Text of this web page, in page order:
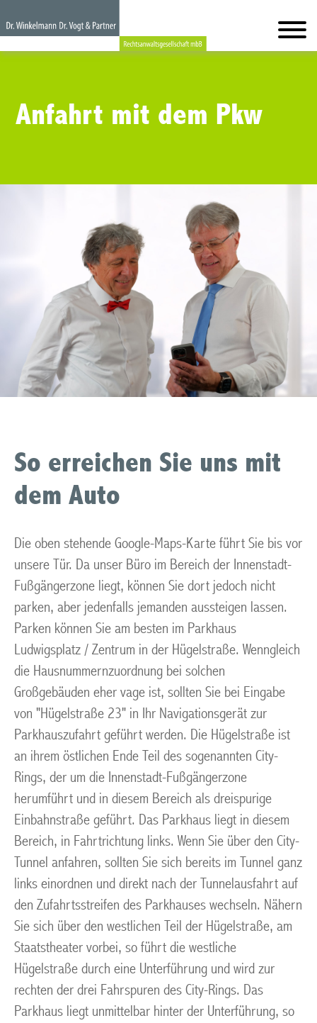
Anfahrt mit dem Pkw
So erreichen Sie uns mit
dem Auto
Die oben stehende Google-Maps-Karte führt Sie bis vor
unsere Tür. Da unser Büro im Bereich der Innenstadt-
Fußgängerzone liegt, können Sie dort jedoch nicht
parken, aber jedenfalls jemanden aussteigen lassen.
Parken können Sie am besten im Parkhaus
Ludwigsplatz / Zentrum in der Hügelstraße. Wenngleich
die Hausnummernzuordnung bei solchen
Großgebäuden eher vage ist, sollten Sie bei Eingabe
von "Hügelstraße 23" in Ihr Navigationsgerät zur
Parkhauszufahrt geführt werden. Die Hügelstraße ist
an ihrem östlichen Ende Teil des sogenannten City-
Rings, der um die Innenstadt-Fußgängerzone
herumführt und in diesem Bereich als dreispurige
Einbahnstraße geführt. Das Parkhaus liegt in diesem
Bereich, in Fahrtrichtung links. Wenn Sie über den City-
Tunnel anfahren, sollten Sie sich bereits im Tunnel ganz
links einordnen und direkt nach der Tunnelausfahrt auf
den Zufahrtsstreifen des Parkhauses wechseln. Nähern
Sie sich über den westlichen Teil der Hügelstraße, am
Staatstheater vorbei, so führt die westliche
Hügelstraße durch eine Unterführung und wird zur
rechten der drei Fahrspuren des City-Rings. Das
Parkhaus liegt unmittelbar hinter der Unterführung, so